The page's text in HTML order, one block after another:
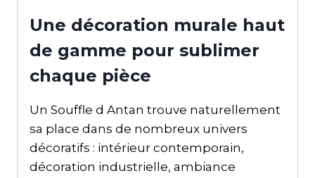
Une décoration murale haut
de gamme pour sublimer
chaque pièce
Un Souffle d Antan trouve naturellement
sa place dans de nombreux univers
décoratifs : intérieur contemporain,
décoration industrielle, ambiance